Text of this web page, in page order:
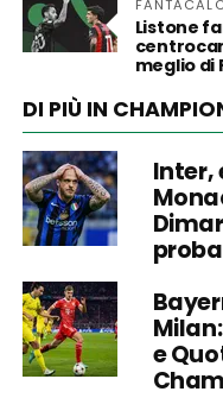
Listone
meglio di
DI PIÙ IN
Inter,
e